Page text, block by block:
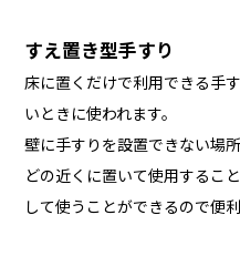
すえ置き型手すり
床に置くだけで利用できる手
いときに使われます。
壁に手すりを設置できない場
どの近くに置いて使用するこ
して使うことができるので便利